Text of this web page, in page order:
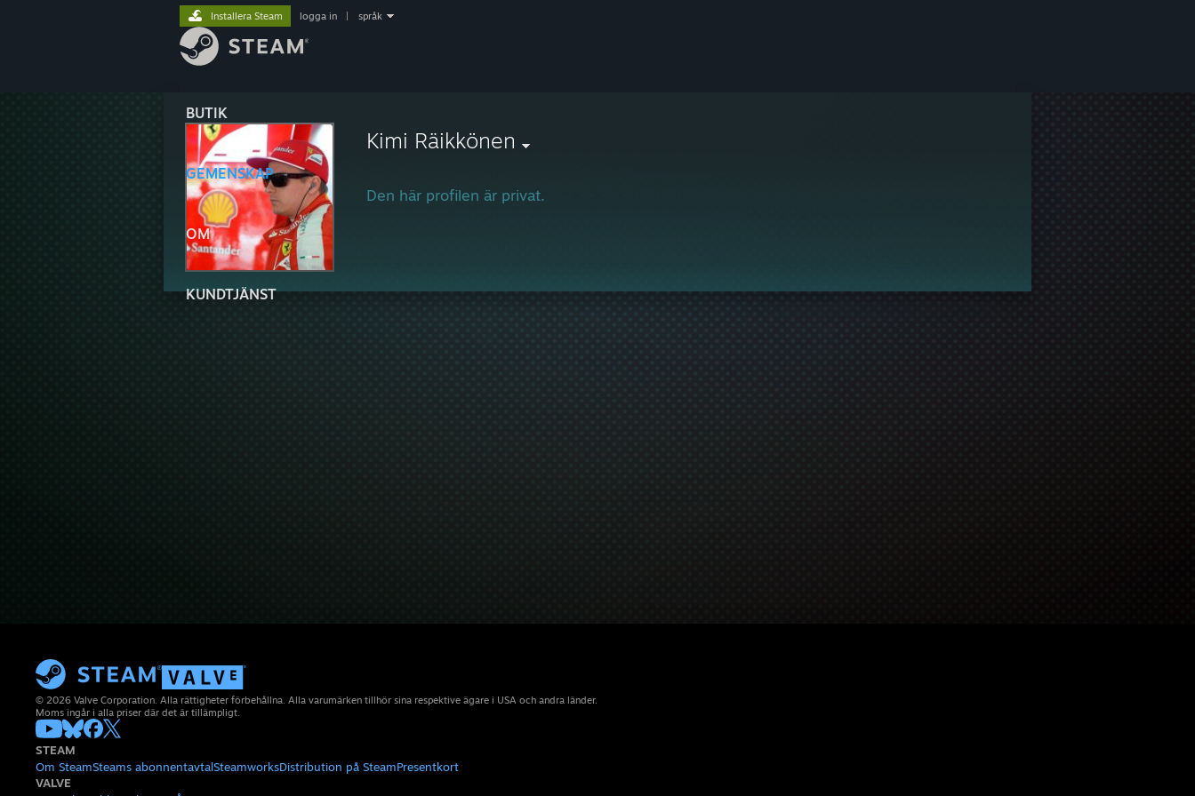
BUTIK
GEMENSKAP
OM
KUNDTJÄNST
Installera Steam logga in språk
Kimi Räikkönen
Den här profilen är privat.
© 2026 Valve Corporation. Alla rättigheter förbehållna. Alla varumärken tillhör sina respektive ägare i USA och andra länder.
Moms ingår i alla priser där det är tillämpligt.
STEAM
Om SteamSteams abonnentavtalSteamworksDistribution på SteamPresentkort
VALVE